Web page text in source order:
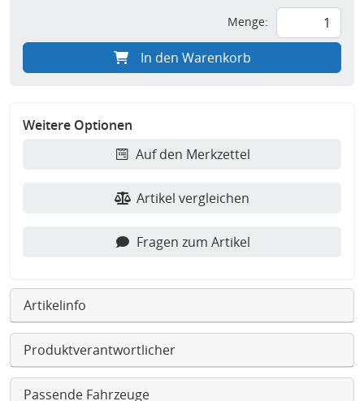
Menge:
In den Warenkorb
Weitere Optionen
Auf den Merkzettel
Artikel vergleichen
Fragen zum Artikel
Artikelinfo
Produktverantwortlicher
Passende Fahrzeuge